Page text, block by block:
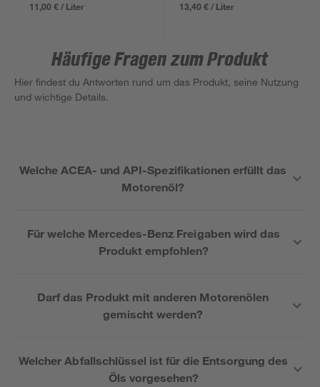
11,00 € / Liter 13,40 € / Liter
Häufige Fragen zum Produkt
Hier findest du Antworten rund um das Produkt, seine Nutzung
und wichtige Details.
Welche ACEA- und API-Spezifikationen erfüllt das
Motorenöl?
Für welche Mercedes-Benz Freigaben wird das
Produkt empfohlen?
Darf das Produkt mit anderen Motorenölen
gemischt werden?
Welcher Abfallschlüssel ist für die Entsorgung des
Öls vorgesehen?